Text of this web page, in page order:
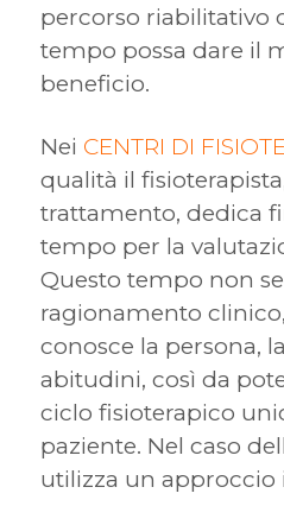
percorso riabilitativo
tempo possa dare il
beneficio.
Nei CENTRI DI
qualità il
trattamento, dedica
tempo per la
Questo tempo non
ragionamento
conosce la persona,
abitudini, così da
ciclo fisioterapico
paziente. Nel caso
utilizza un approccio